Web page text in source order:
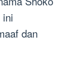
dan